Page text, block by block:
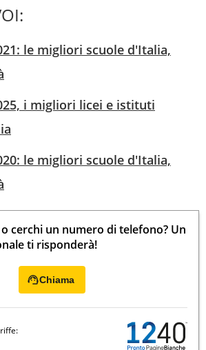
le migliori scuole d'Italia,
i migliori licei e istituti
le migliori scuole d'Italia,
cerchi un numero di telefono? Un
ti risponderà!
Chiama